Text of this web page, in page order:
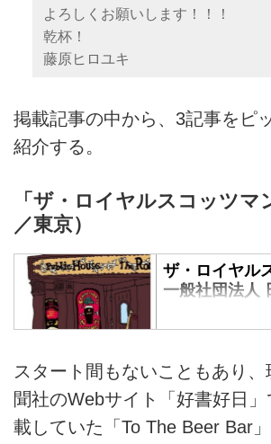
よろしくお願いします！！！
乾杯！
藤原ヒロユキ
掲載記事の中から、3記事をピ
紹介する。
「ザ・ロイヤルスコッツマ
／東京）
ザ・ロイヤル
一般社団法人
文読むことがで
入する（500円
らサポート（
いただくと、
スタート間もないこともあり
聞社のWebサイト「好書好日
載していた「To The Beer Bar